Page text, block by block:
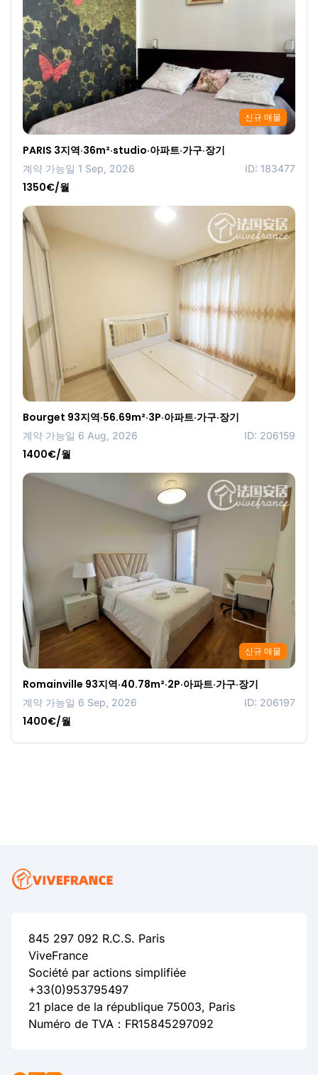
신규 매물
PARIS 3지역·36m²·studio·아파트·가구·장기
계약 가능일 1 Sep, 2026 ID: 183477
1350€/월
Bourget 93지역·56.69m²·3P·아파트·가구·장기
계약 가능일 6 Aug, 2026 ID: 206159
1400€/월
신규 매물
Romainville 93지역·40.78m²·2P·아파트·가구·장기
계약 가능일 6 Sep, 2026 ID: 206197
1400€/월
845 297 092 R.C.S. Paris
ViveFrance
Société par actions simplifiée
+33(0)953795497
21 place de la république 75003, Paris
Numéro de TVA：FR15845297092